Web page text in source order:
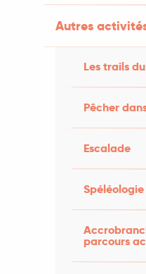
Autres
Les trails
Pêcher
Escalade
Spéléologie
parcours
73
par la chanteuse
Raphaël Goldman.
de longue date
mettraient un jour en
pour la musique.
hasards dans le...